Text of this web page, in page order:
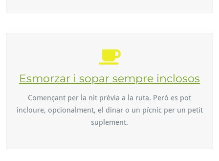
Esmorzar i sopar sempre inclosos
Començant per la nit prèvia a la ruta. Però es pot
incloure, opcionalment, el dinar o un pícnic per un petit
suplement.